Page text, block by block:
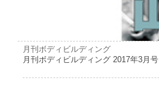
月刊ボディビルディング
月刊ボディビルディング 2017年3月号